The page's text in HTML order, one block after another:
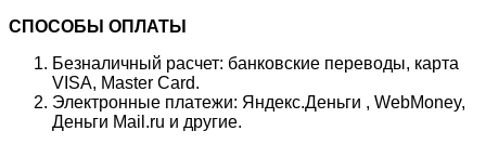
СПОСОБЫ ОПЛАТЫ
Безналичный расчет: банковские переводы, карта
VISA, Master Card.
Электронные платежи: Яндекс.Деньги , WebMoney,
Деньги Mail.ru и другие.